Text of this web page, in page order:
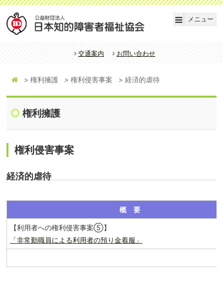
メニュー
交通案内 お問い合わせ
権利擁護 権利侵害事案 経済的虐待
権利擁護
権利侵害事案
経済的虐待
概 要
【利用者への権利侵害事案⑤】
「非常勤職員による利用者の預り金着服」